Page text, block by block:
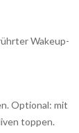
Wakeup-
Optional: mit
toppen.